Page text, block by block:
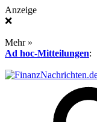
Anzeige
❌
Mehr »
Ad hoc-Mitteilungen: